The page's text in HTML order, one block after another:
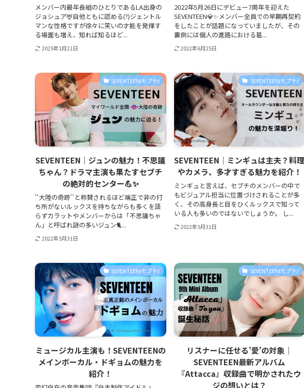
メンバー内最年長組のひとりであるLA出身の
ジョシュア🦌自他ともに認める(?)ジェントル
マンな性格ですが徐々に笑いの才能を発揮す
る場面も増え、知れば知るほど...
2025年1月21日
2022年5月26日にデビュー7周年を迎えた
SEVENTEEN💎✨メンバー全員での早期再契約
をしたことが話題になっていましたが、その
裏側には個人の進路における葛...
2022年6月25日
SEVENTEEN(セブチ)
SEVENTEEN｜ジュンの魅力！不思議
ちゃん？ドラマ主演も果たすセブチ
の絶対的センター💪✨
''大陸の奇跡''と称賛されるほど端正で非の打
ち所がないルックスを持ちながらも多くを語
らずカラットやメンバーからは「不思議ちゃ
ん」と呼ばれ謎の多いジュン🐈...
2022年5月31日
SEVENTEEN(セブチ)
SEVENTEEN｜ミンギュは主夫？料理
やカメラ、多才すぎる魅力を紹介！
ミンギュと言えば、セブチのメンバーの中で
もビジュアル担当に位置づけされることが多
く、その高身長と目をひくルックスで知って
いる人も多いのではないでしょうか。 し...
2022年5月31日
SEVENTEEN(セブチ)
ミュージカル主演も！SEVENTEENの
メインボーカル・ドギョムの魅力を
紹介！
SEVENTEEN(セブチ)
リスナーに任せる’愛’の対象｜
SEVENTEEN最新アルバム
『Attacca』収録曲で明かされたウ
ジの想いとは？